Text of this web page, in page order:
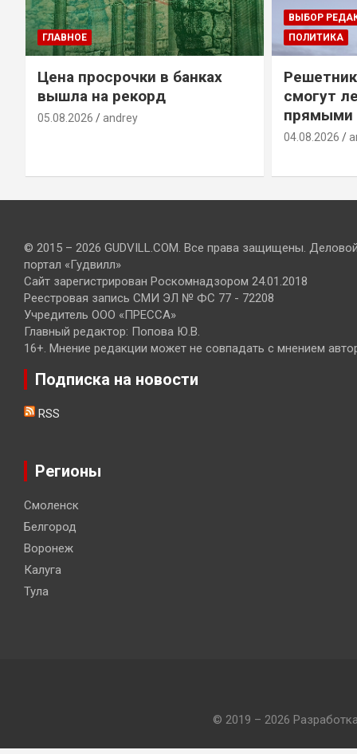
ГЛАВНОЕ
Цена просрочки в банках
вышла на рекорд
05.08.2026 andrey
ВЫБОР
ПОЛИТИКА
смогут
прямыми
04.08.2026
© 2015 – 2026 GUDVILL.COM. Все права защищены.
портал «Гудвилл»
Сайт зарегистрирован Роскомнадзором 24.01.2018
Реестровая запись СМИ ЭЛ № ФС 77 - 72208
Учредитель ООО «ПРЕССА»
Главный редактор: Попова Ю.В.
16+. Мнение редакции может не совпадать с мнением
Подписка на новости
RSS
Регионы
Смоленск
Белгород
Воронеж
Калуга
Тула
© 2019 – 2026